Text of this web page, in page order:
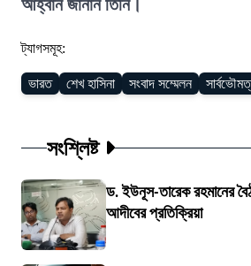
আহ্বান জানান তিনি।
ট্যাগসমূহ:
ভারত শেখ হাসিনা সংবাদ সম্মেলন
সংশ্লিষ্ট
ড. ইউনূস-তারেক রহমানের
আদীবের প্রতিক্রিয়া